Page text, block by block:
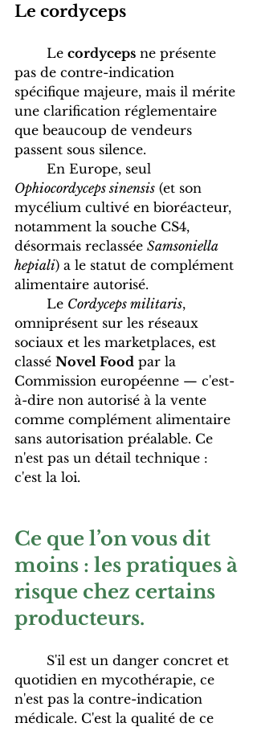
Le cordyceps
	Le
cordyceps ne présente
pas de contre-indication
spécifique majeure, mais il mérite
une clarification réglementaire
que beaucoup de vendeurs
passent sous silence.
	En Europe, seul
Ophiocordyceps sinensis (et son
mycélium cultivé en bioréacteur,
notamment la souche CS4,
désormais reclassée Samsoniella
hepiali) a le statut de complément
alimentaire autorisé.
	Le
Cordyceps militaris,
omniprésent sur les réseaux
sociaux et les marketplaces, est
classé Novel Food par la
Commission européenne — c'est-
à-dire non autorisé à la vente
comme complément alimentaire
sans autorisation préalable. Ce
n'est pas un détail technique :
c'est la loi.
Ce que l’on vous dit
moins : les pratiques à
risque chez certains
producteurs.
quotidien en mycothérapie, ce
n'est pas la contre-indication
médicale. C'est la qualité de ce